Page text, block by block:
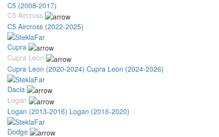
C5 (2008-2017)
C5 Aircross
C5 Aircross (2022-2025)
Cupra
Cupra Leon
Cupra Leon (2020-2024) Cupra Leon (2024-2026)
Dacia
Logan
Logan (2013-2016) Logan (2016-2020)
Dodge